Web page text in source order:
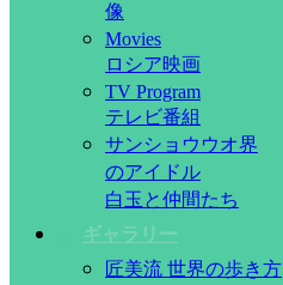
像
Movies
ロシア映画
TV Program
テレビ番組
サンショウウオ界
のアイドル
白玉と仲間たち
ギャラリー
匠美流 世界の歩き方